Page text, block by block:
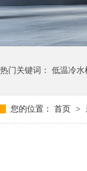
热门关键词： 低温冷水
您的位置： 首页 >